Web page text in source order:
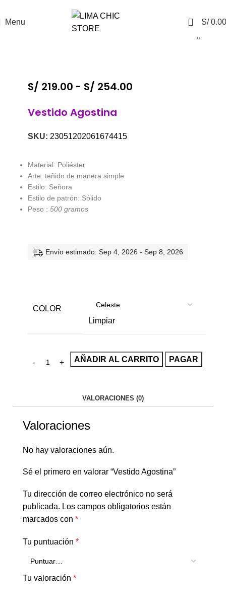
Menu 0 S/0.00
S/ 219.00 - S/ 254.00
Vestido Agostina
SKU: 23051202061674415
Material: Poliéster
Arte: teñido de manera simple
Estilo: Señora
Estilo de patrón: Sólido
Peso : 500 gramos
Envío estimado: Sep 4, 2026 - Sep 8, 2026
COLOR
Limpiar
AÑADIR AL CARRITO PAGAR
VALORACIONES (0)
Valoraciones
No hay valoraciones aún.
Sé el primero en valorar “Vestido Agostina”
Tu dirección de correo electrónico no será
publicada. Los campos obligatorios están
marcados con *
Tu puntuación *
Tu valoración *